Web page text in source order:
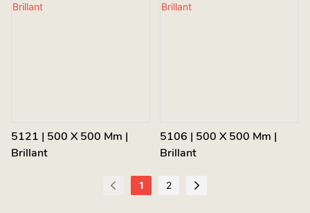
5121 | 500 X 500 Mm |
Brillant
5106 | 500 X 500 Mm |
Brillant
1 2